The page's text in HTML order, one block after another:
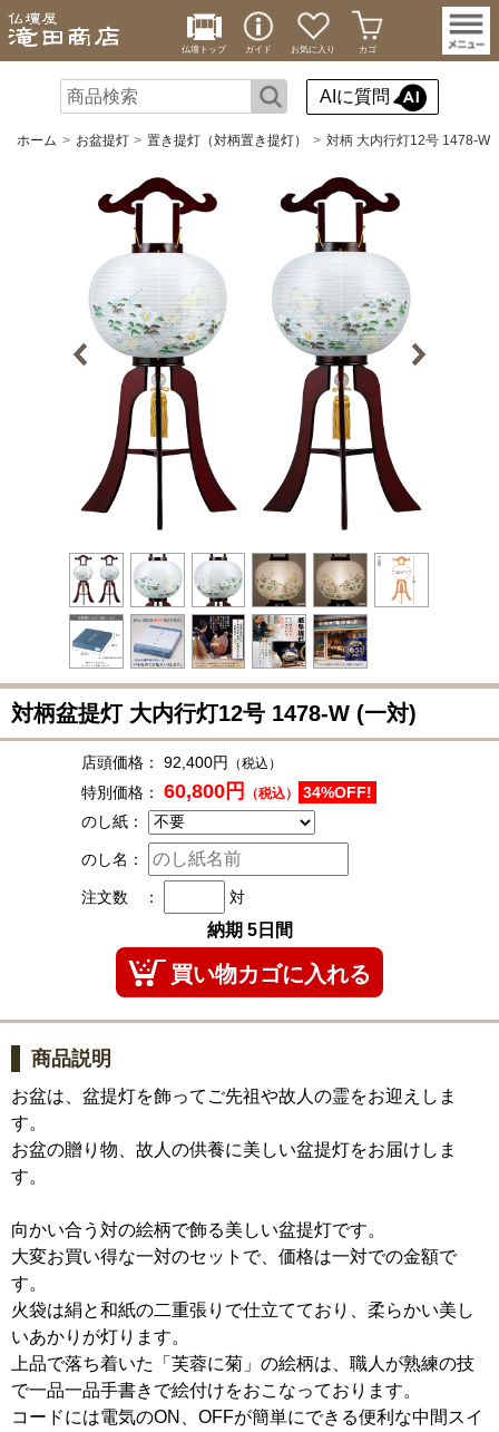
仏壇トップ ガイド お気に入り カゴ
AIに質問
ホーム お盆提灯 置き提灯（対柄置き提灯） 対柄 大内行灯12号 1478-W
対柄盆提灯 大内行灯12号 1478-W (一対)
店頭価格： 92,400円 （税込）
特別価格： 60,800円 （税込）
34%OFF!
のし紙：
のし名：
注文数 ： 対
納期 5日間
商品説明
お盆は、盆提灯を飾ってご先祖や故人の霊をお迎えしま
す。
お盆の贈り物、故人の供養に美しい盆提灯をお届けしま
す。
向かい合う対の絵柄で飾る美しい盆提灯です。
大変お買い得な一対のセットで、価格は一対での金額で
す。
火袋は絹と和紙の二重張りで仕立てており、柔らかい美し
いあかりが灯ります。
上品で落ち着いた「芙蓉に菊」の絵柄は、職人が熟練の技
で一品一品手書きで絵付けをおこなっております。
コードには電気のON、OFFが簡単にできる便利な中間スイ